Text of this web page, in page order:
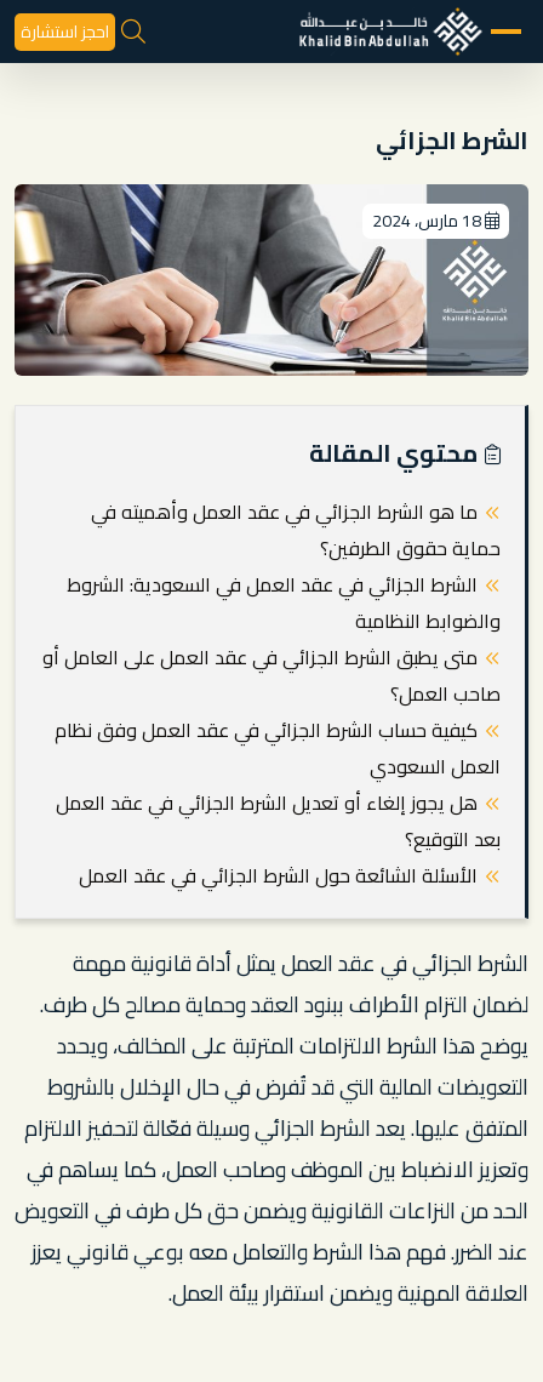
احجز استشارة
الشرط الجزائي
محتوي المقالة
ما هو الشرط الجزائي في عقد العمل وأهميته في
حماية حقوق الطرفين؟
الشرط الجزائي في عقد العمل في السعودية: الشروط
والضوابط النظامية
متى يطبق الشرط الجزائي في عقد العمل على العامل أو
صاحب العمل؟
كيفية حساب الشرط الجزائي في عقد العمل وفق نظام
العمل السعودي
هل يجوز إلغاء أو تعديل الشرط الجزائي في عقد العمل
بعد التوقيع؟
الأسئلة الشائعة حول الشرط الجزائي في عقد العمل
الشرط الجزائي في عقد العمل يمثل أداة قانونية مهمة
لضمان التزام الأطراف ببنود العقد وحماية مصالح كل طرف.
يوضح هذا الشرط الالتزامات المترتبة على المخالف، ويحدد
التعويضات المالية التي قد تُفرض في حال الإخلال بالشروط
المتفق عليها. يعد الشرط الجزائي وسيلة فعّالة لتحفيز الالتزام
وتعزيز الانضباط بين الموظف وصاحب العمل، كما يساهم في
الحد من النزاعات القانونية ويضمن حق كل طرف في التعويض
عند الضرر. فهم هذا الشرط والتعامل معه بوعي قانوني يعزز
العلاقة المهنية ويضمن استقرار بيئة العمل.